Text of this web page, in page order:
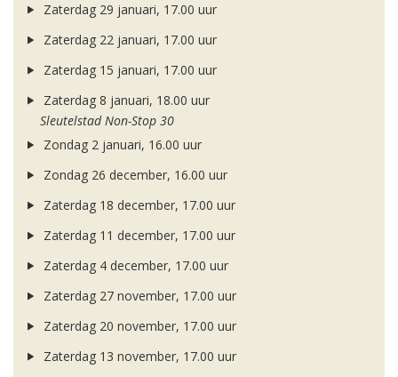
Zaterdag 29 januari, 17.00 uur
Zaterdag 22 januari, 17.00 uur
Zaterdag 15 januari, 17.00 uur
Zaterdag 8 januari, 18.00 uur
Sleutelstad Non-Stop 30
Zondag 2 januari, 16.00 uur
Zondag 26 december, 16.00 uur
Zaterdag 18 december, 17.00 uur
Zaterdag 11 december, 17.00 uur
Zaterdag 4 december, 17.00 uur
Zaterdag 27 november, 17.00 uur
Zaterdag 20 november, 17.00 uur
Zaterdag 13 november, 17.00 uur